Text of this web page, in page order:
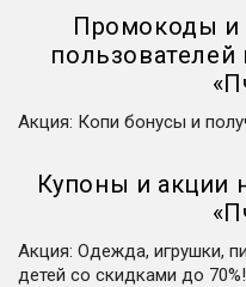
Промокоды и
пользователей
«
Акция: Копи бонусы и
Купоны и акции
«
Акция: Одежда, игрушки,
детей со скидками до 70%!